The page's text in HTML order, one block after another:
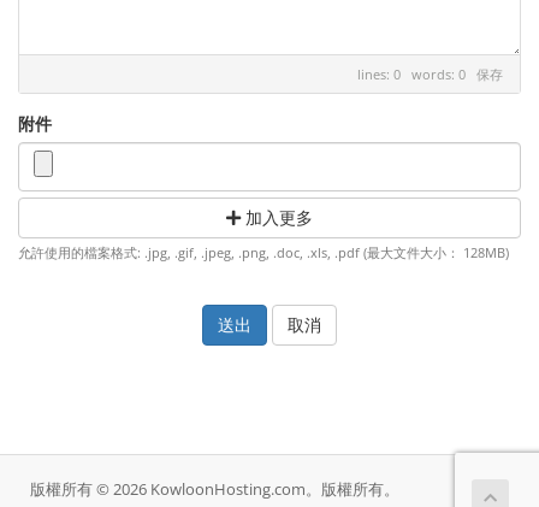
lines: 0 words: 0 保存
附件
加入更多
允許使用的檔案格式: .jpg, .gif, .jpeg, .png, .doc, .xls, .pdf (最大文件大小： 128MB)
取消
版權所有 © 2026 KowloonHosting.com。版權所有。